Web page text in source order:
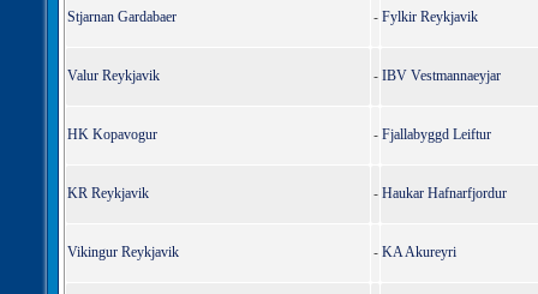
Stjarnan Gardabaer - Fylkir Reykjavik
Valur Reykjavik - IBV Vestmannaeyjar
HK Kopavogur - Fjallabyggd Leiftur
KR Reykjavik - Haukar Hafnarfjordur
Vikingur Reykjavik - KA Akureyri